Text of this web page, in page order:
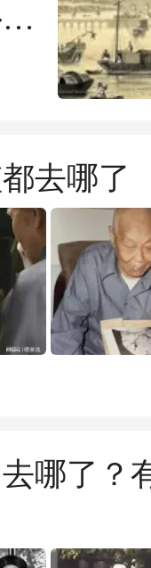
去哪了
哪了？​